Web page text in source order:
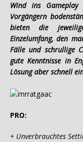
Wind ins
Vorgängern
bieten die
Einzelumfang, den
Fälle und schrullige
gute Kenntnisse in
Lösung aber schnell
PRO:
+ Unverbrauchtes